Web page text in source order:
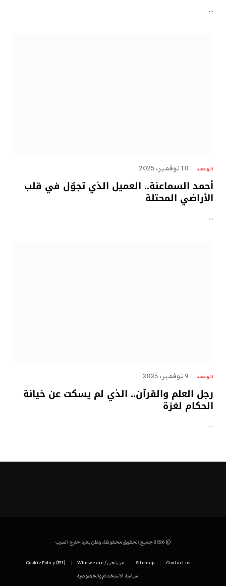
…
الهدهد 10 نوفمبر، 2025
أحمد السماعنة.. العميل الذي تجوّل في قلب
الأراضي المحتلة
…
الهدهد 9 نوفمبر، 2025
رجل العلم والقرآن.. الذي لم يسكت عن خيانة
الحكام لغزة
…
© 2026 جميع الحقوق محفوظة. وطن يغرد خارج السرب
Contact us
Sitemap من نحن / Who we are
Cookie Policy (EU)
سياسة الاستخدام والخصوصية